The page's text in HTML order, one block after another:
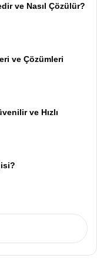
ve Nasıl Çözülür?
ve Çözümleri
ve Hızlı